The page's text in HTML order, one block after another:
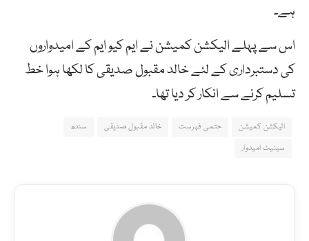
ہے۔
اس سے پہلے الیکشن کمیشن نے ایم کیو ایم کے امیدواروں
کی دستبرداری کے لئے خالد مقبول صدیقی کا لکھا ہوا خط
تسلیم کرنے سے انکار کر دیا تھا۔
الیکشن کمیشن حتمی فہرست خالد مقبول صدیقی
سندھ
سینیٹ امیدوار